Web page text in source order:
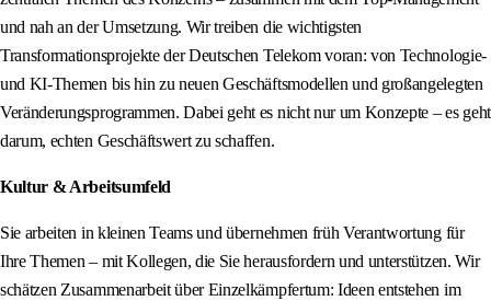
und nah an der Umsetzung. Wir treiben die wichtigsten
Transformationsprojekte der Deutschen Telekom voran: von Technologie-
und KI-Themen bis hin zu neuen Geschäftsmodellen und großangelegten
Veränderungsprogrammen. Dabei geht es nicht nur um Konzepte – es geht
darum, echten Geschäftswert zu schaffen.
Kultur & Arbeitsumfeld
Sie arbeiten in kleinen Teams und übernehmen früh Verantwortung für
Ihre Themen – mit Kollegen, die Sie herausfordern und unterstützen. Wir
schätzen Zusammenarbeit über Einzelkämpfertum: Ideen entstehen im